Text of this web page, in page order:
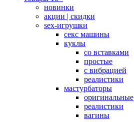
новинки
акции | скидки
sex-игрушки
секс машины
куклы
со вставками
простые
с вибрацией
реалистики
мастурбаторы
оригинальные
реалистики
вагины